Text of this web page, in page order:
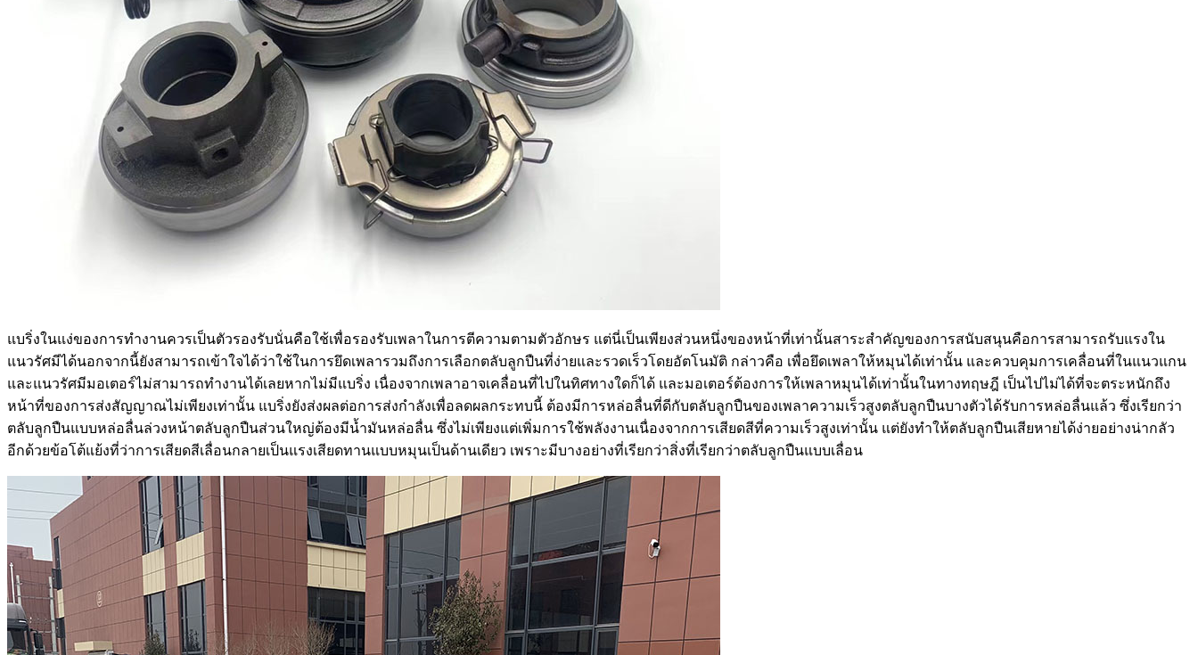
แบริ่งในแง่ของการทำงานควรเป็นตัวรองรับนั่นคือใช้เพื่อรองรับเพลาในการตีความตามตัวอักษร แต่นี่เป็นเพียงส่วนหนึ่งของหน้าที่เท่านั้นสาระสำคัญของการสนับสนุนคือการสามารถรับแรงใน
แนวรัศมีได้นอกจากนี้ยังสามารถเข้าใจได้ว่าใช้ในการยึดเพลารวมถึงการเลือกตลับลูกปืนที่ง่ายและรวดเร็วโดยอัตโนมัติ กล่าวคือ เพื่อยึดเพลาให้หมุนได้เท่านั้น และควบคุมการเคลื่อนที่ในแนวแกน
และแนวรัศมีมอเตอร์ไม่สามารถทำงานได้เลยหากไม่มีแบริ่ง เนื่องจากเพลาอาจเคลื่อนที่ไปในทิศทางใดก็ได้ และมอเตอร์ต้องการให้เพลาหมุนได้เท่านั้นในทางทฤษฎี เป็นไปไม่ได้ที่จะตระหนักถึง
หน้าที่ของการส่งสัญญาณไม่เพียงเท่านั้น แบริ่งยังส่งผลต่อการส่งกำลังเพื่อลดผลกระทบนี้ ต้องมีการหล่อลื่นที่ดีกับตลับลูกปืนของเพลาความเร็วสูงตลับลูกปืนบางตัวได้รับการหล่อลื่นแล้ว ซึ่งเรียกว่า
ตลับลูกปืนแบบหล่อลื่นล่วงหน้าตลับลูกปืนส่วนใหญ่ต้องมีน้ำมันหล่อลื่น ซึ่งไม่เพียงแต่เพิ่มการใช้พลังงานเนื่องจากการเสียดสีที่ความเร็วสูงเท่านั้น แต่ยังทำให้ตลับลูกปืนเสียหายได้ง่ายอย่างน่ากลัว
อีกด้วยข้อโต้แย้งที่ว่าการเสียดสีเลื่อนกลายเป็นแรงเสียดทานแบบหมุนเป็นด้านเดียว เพราะมีบางอย่างที่เรียกว่าสิ่งที่เรียกว่าตลับลูกปืนแบบเลื่อน